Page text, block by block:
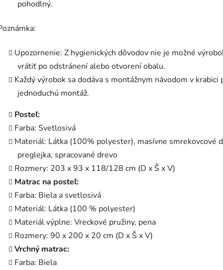
pohodlný.
Upozornenie: Z hygienických dôvodov nie je možné
vrátiť po odstránení alebo otvorení obalu.
Každý výrobok sa dodáva s montážnym návodom v krabici
jednoduchú montáž.
Posteľ:
Farba: Svetlosivá
Materiál: Látka (100% polyester), masívne smrekovcové
preglejka, spracované drevo
Rozmery: 203 x 93 x 118/128 cm (D x Š x V)
Matrac na posteľ:
Farba: Biela a svetlosivá
Materiál: Látka (100 % polyester)
Materiál výplne: Vreckové pružiny, pena
Rozmery: 90 x 200 x 20 cm (D x Š x V)
Vrchný matrac:
Farba: Biela